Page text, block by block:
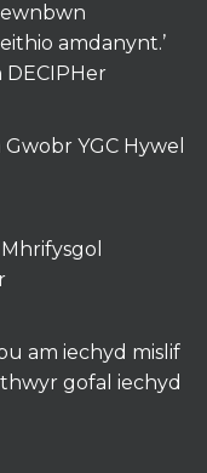
amdanynt.’
DECIPHer
YGC Hywel
am iechyd mislif
gofal iechyd